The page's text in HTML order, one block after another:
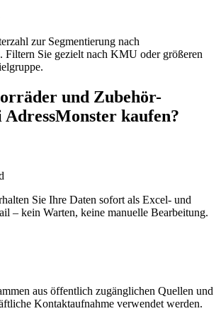
zur Segmentierung nach
Filtern Sie gezielt nach KMU oder größeren
und Zubehör-
AdressMonster kaufen?
Sie Ihre Daten sofort als Excel- und
– kein Warten, keine manuelle Bearbeitung.
aus öffentlich zugänglichen Quellen und
Kontaktaufnahme verwendet werden.